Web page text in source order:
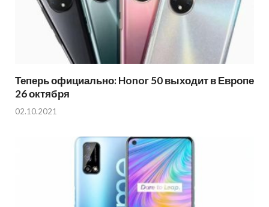
Теперь официально: Honor 50 выходит в Европе
26 октября
02.10.2021